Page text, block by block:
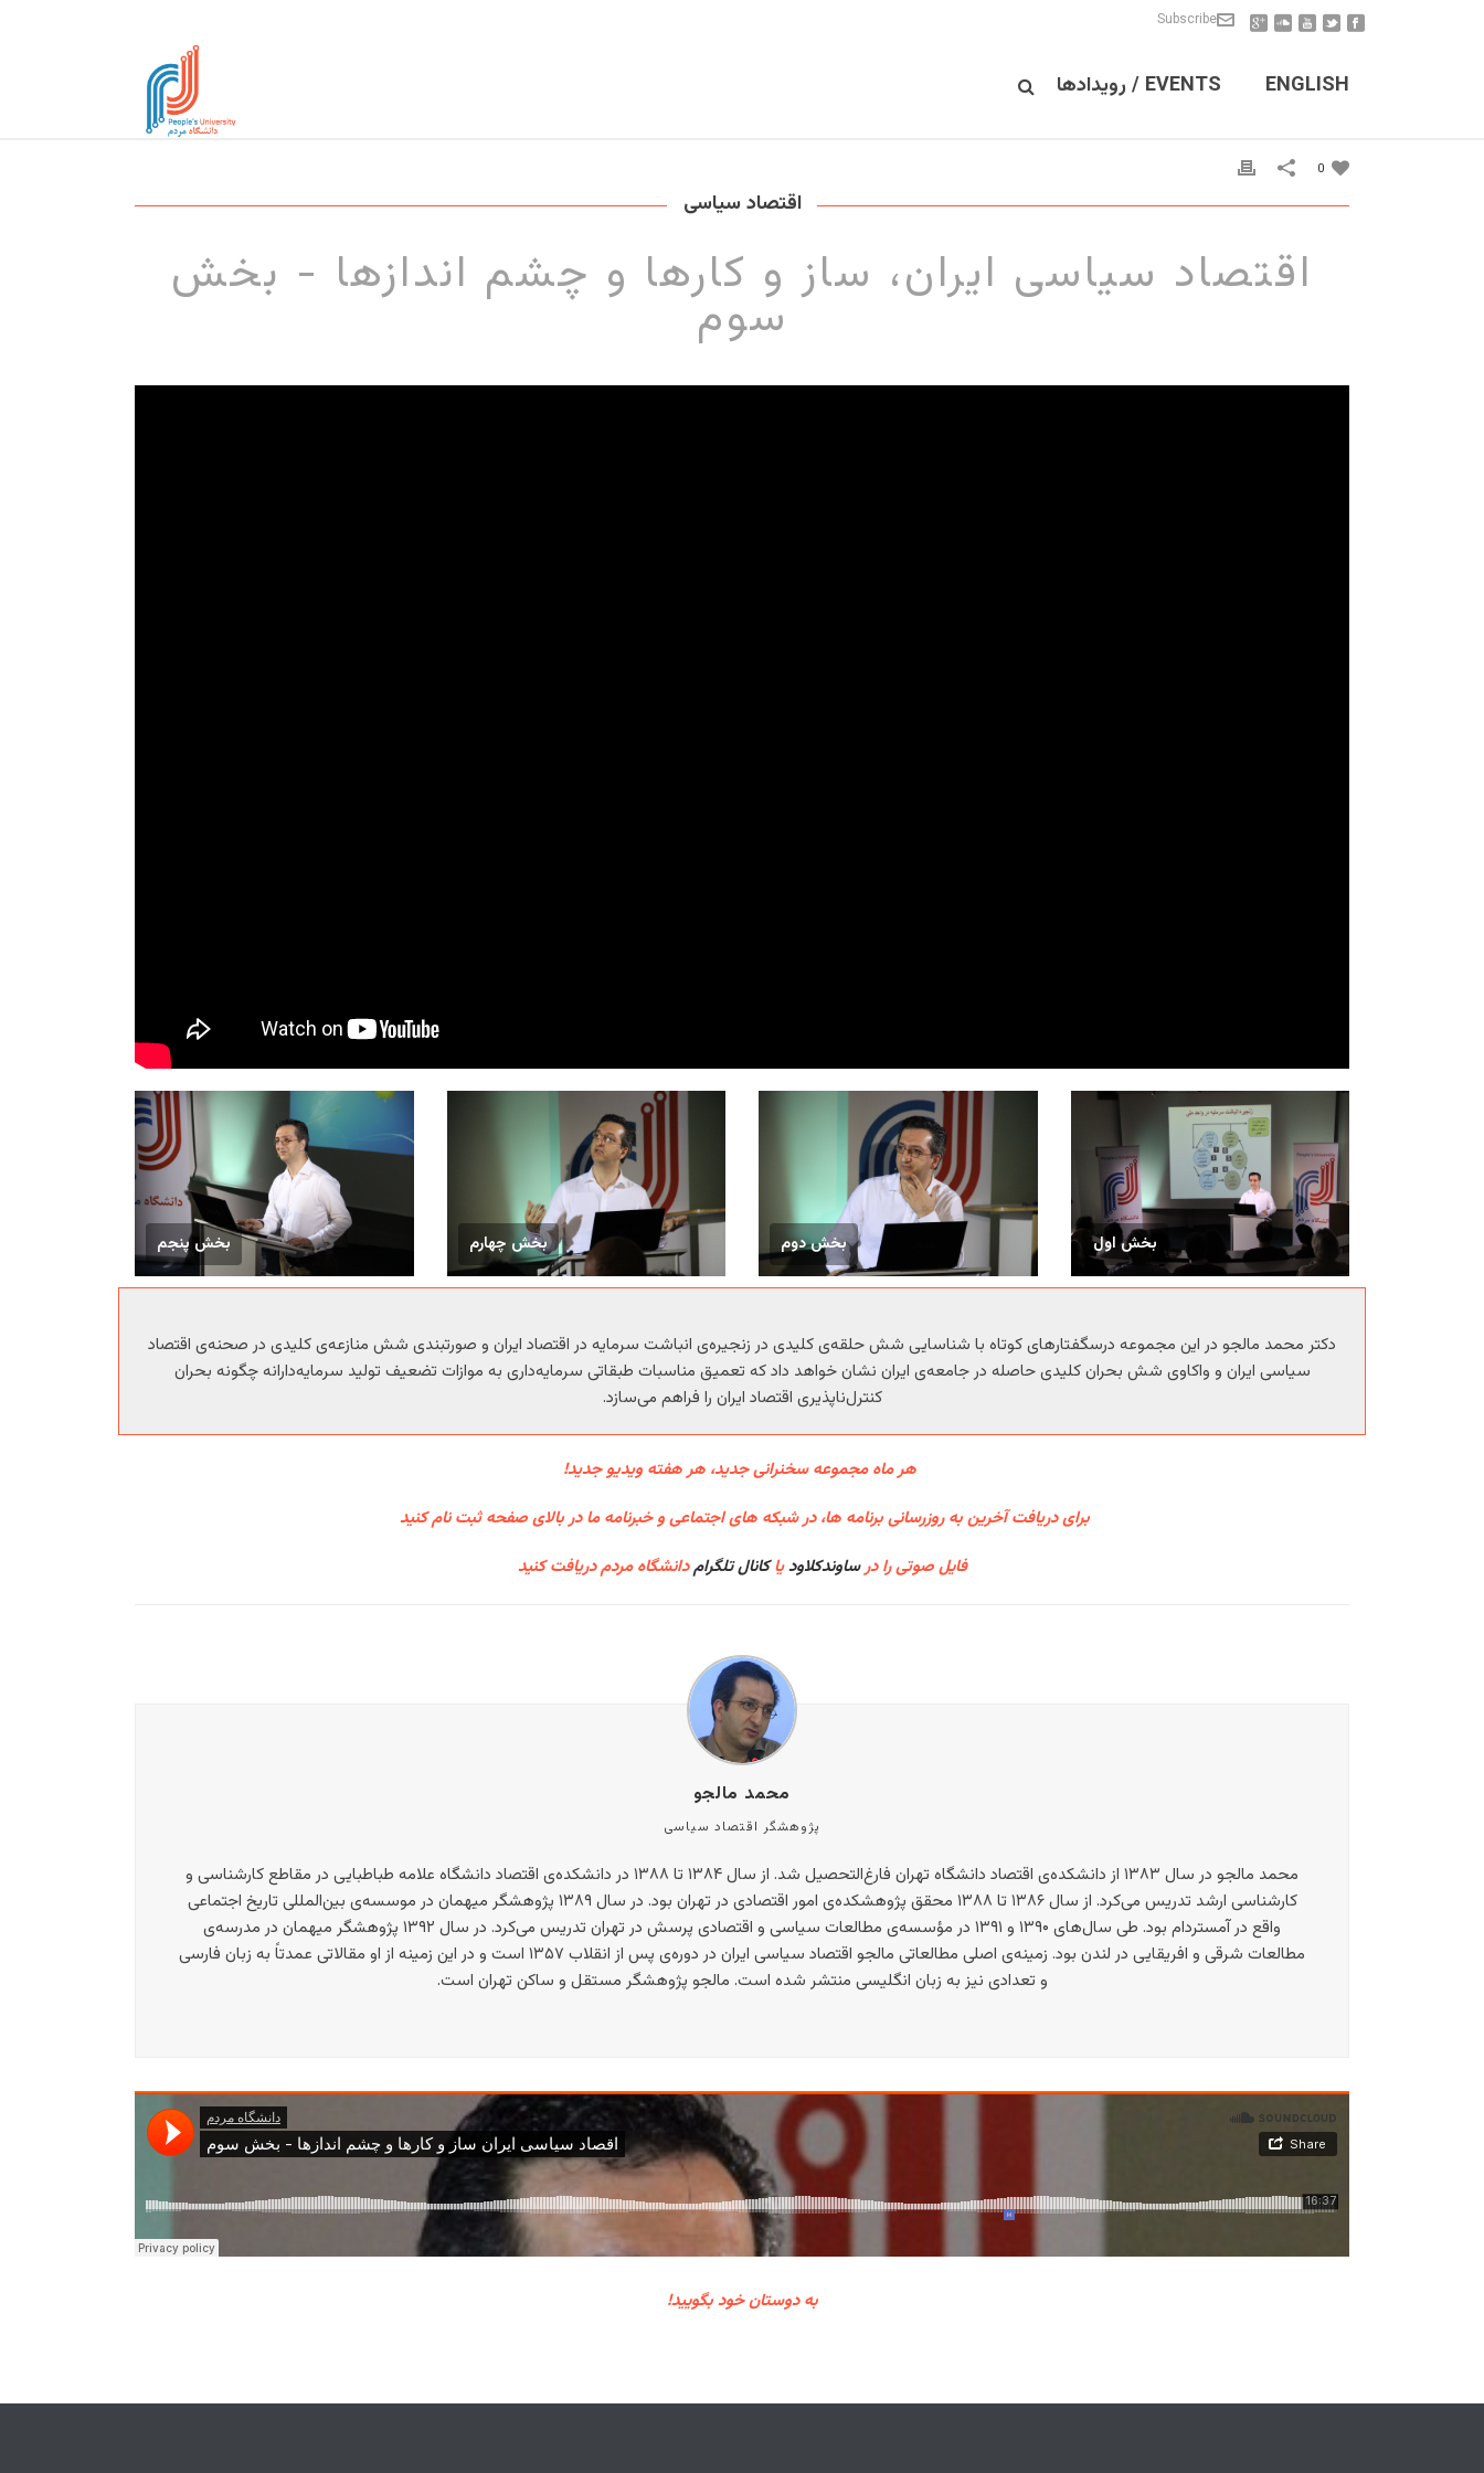
Subscribe
EVENTS / رویدادها ENGLISH
0
اقتصاد سیاسی
اقتصاد سیاسی ایران، ساز و کارها و چشم اندازها - بخش
سوم
بخش پنجم بخش چهارم بخش دوم بخش اول
دکتر محمد مالجو در این مجموعه درسگفتارهای کوتاه با شناسایی شش حلقه‌ی کلیدی در زنجیره‌ی انباشت سرمایه در اقتصاد ایران و صورتبندی شش منازعه‌ی کلیدی در صحنه‌ی اقتصاد
سیاسی ایران و واکاوی شش بحران کلیدی حاصله در جامعه‌ی ایران نشان خواهد داد که تعمیق مناسبات طبقاتی سرمایه‌داری به موازات تضعیف تولید سرمایه‌دارانه چگونه بحران
کنترل‌ناپذیری اقتصاد ایران را فراهم می‌سازد.
هر ماه مجموعه سخنرانی جدید، هر هفته ویدیو جدید!
برای دریافت آخرین به روزرسانی برنامه ها، در شبکه های اجتماعی و خبرنامه ما در بالای صفحه ثبت نام کنید
فایل صوتی را درساوندکلاودیاکانال تلگرامدانشگاه مردم دریافت کنید
محمد مالجو
پژوهشگر اقتصاد سیاسی
محمد مالجو در سال ۱۳۸۳ از دانشکده‌ی اقتصاد دانشگاه تهران فارغ‌التحصیل شد. از سال ۱۳۸۴ تا ۱۳۸۸ در دانشکده‌ی اقتصاد دانشگاه علامه طباطبایی در مقاطع کارشناسی و
کارشناسی ارشد تدریس می‌کرد. از سال ۱۳۸۶ تا ۱۳۸۸ محقق پژوهشکده‌ی امور اقتصادی در تهران بود. در سال ۱۳۸۹ پژوهشگر میهمان در موسسه‌ی بین‌المللی تاریخ اجتماعی
واقع در آمستردام بود. طی سال‌های ۱۳۹۰ و ۱۳۹۱ در مؤسسه‌ی مطالعات سیاسی و اقتصادی پرسش در تهران تدریس می‌کرد. در سال ۱۳۹۲ پژوهشگر میهمان در مدرسه‌ی
مطالعات شرقی و افریقایی در لندن بود. زمینه‌ی اصلی مطالعاتی‌ مالجو اقتصاد سیاسی ایران در دوره‌ی پس از انقلاب ۱۳۵۷ است و در این زمینه از او مقالاتی عمدتاً به زبان فارسی
و تعدادی نیز به زبان انگلیسی منتشر شده است. مالجو پژوهشگر مستقل و ساکن تهران است.
به دوستان خود بگویید!